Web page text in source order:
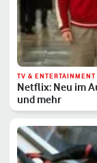
TV & ENTERTAINMENT
Netflix: Neu im
und mehr